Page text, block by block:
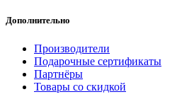
Дополнительно
Производители
Подарочные сертификаты
Партнёры
Товары со скидкой